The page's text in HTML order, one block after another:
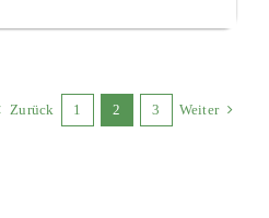
Zurück 1 2 3 Weiter